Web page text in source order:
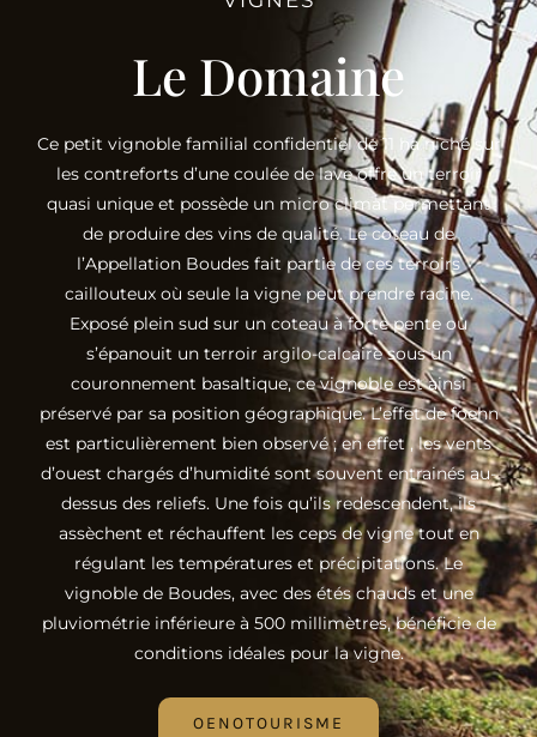
Le Domaine
Ce petit vignoble familial confidentiel de 11 ha niché sur
les contreforts d’une coulée de lave offre un terroir
quasi unique et possède un micro climat permettant
de produire des vins de qualité. Le coteau de
l’Appellation Boudes fait partie de ces terroirs
caillouteux où seule la vigne peut prendre racine.
Exposé plein sud sur un coteau à forte pente où
s’épanouit un terroir argilo-calcaire sous un
couronnement basaltique, ce vignoble est ainsi
préservé par sa position géographique. L’effet de foehn
est particulièrement bien observé ; en effet , les vents
d’ouest chargés d’humidité sont souvent entrainés au-
dessus des reliefs. Une fois qu’ils redescendent, ils
assèchent et réchauffent les ceps de vigne tout en
régulant les températures et précipitations. Le
vignoble de Boudes, avec des étés chauds et une
pluviométrie inférieure à 500 millimètres, bénéficie de
conditions idéales pour la vigne.
OENOTOURISME